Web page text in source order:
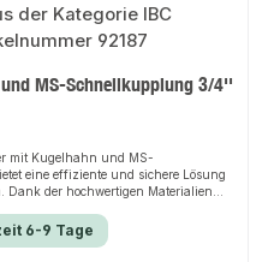
MS-Schnellkupplung 3/4''
mit Kugelhahn und MS-
eine effiziente und sichere Lösung
der hochwertigen Materialien
Einsatzbereiche an. Das robuste
machen dieses Produkt zu einer
6-9 Tage